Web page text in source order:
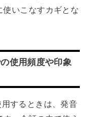
使いこなすカギとな
使用頻度や印象
するときは、発音